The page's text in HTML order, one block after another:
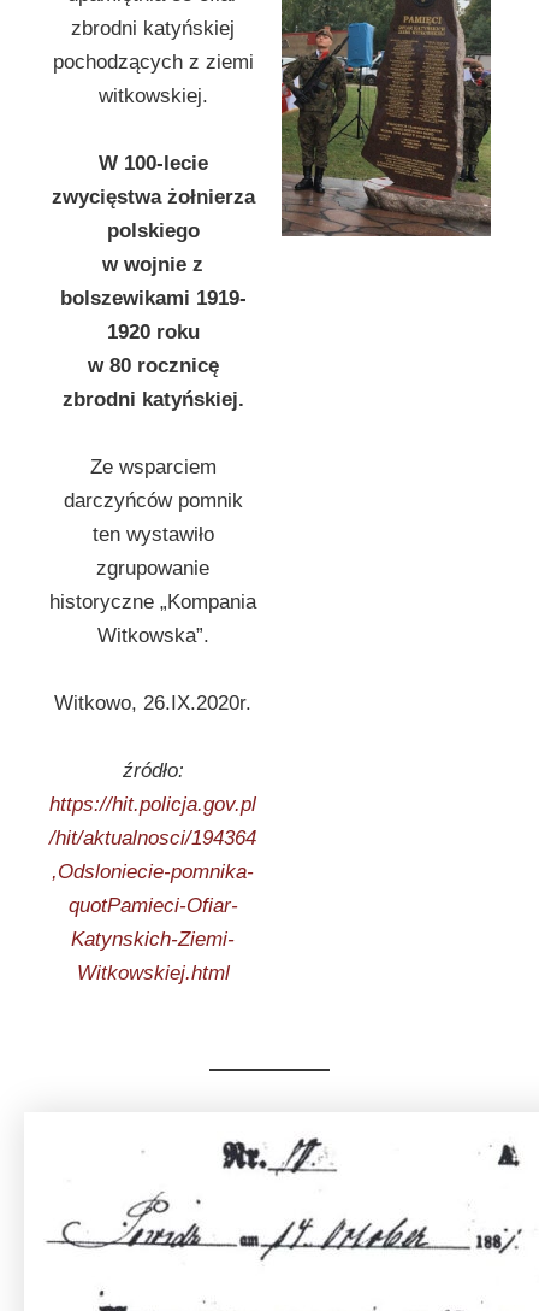
zbrodni katyńskiej
pochodzących z ziemi
witkowskiej.
W 100-lecie
zwycięstwa żołnierza
polskiego
w wojnie z
bolszewikami 1919-
1920 roku
w 80 rocznicę
zbrodni katyńskiej.
Ze wsparciem
darczyńców pomnik
ten wystawiło
zgrupowanie
historyczne „Kompania
Witkowska”.
Witkowo, 26.IX.2020r.
źródło:
https://hit.policja.gov.pl
/hit/aktualnosci/194364
,Odsloniecie-pomnika-
quotPamieci-Ofiar-
Katynskich-Ziemi-
Witkowskiej.html